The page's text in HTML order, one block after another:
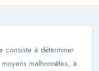
consiste à déterminer
malhonnêtes, à